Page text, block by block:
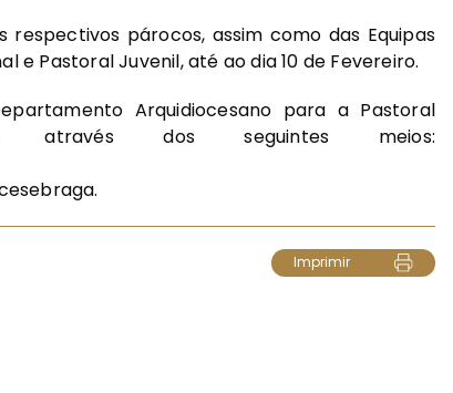
párocos, assim como das Equipas
e Pastoral Juvenil, até ao dia 10 de Fevereiro.
Arquidiocesano para a Pastoral
através dos seguintes meios:
Imprimir